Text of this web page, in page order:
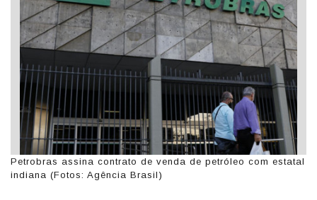
Petrobras assina contrato de venda de petróleo com estatal
indiana (Fotos: Agência Brasil)